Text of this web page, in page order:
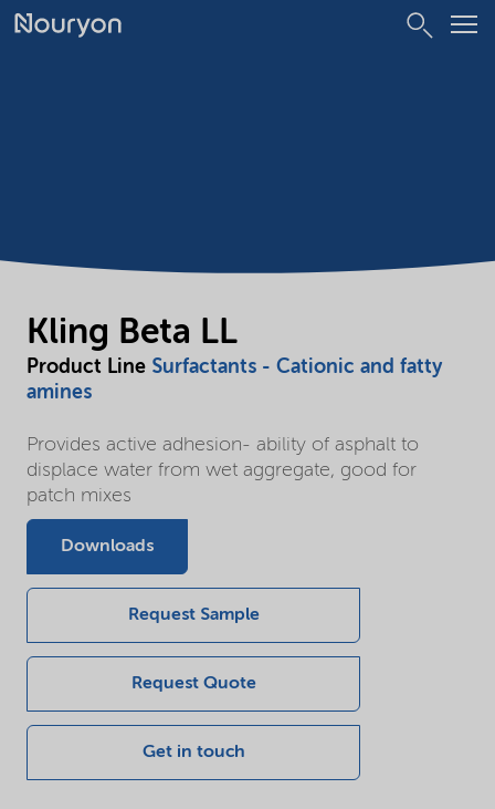
Kling Beta LL
Product Line Surfactants - Cationic and fatty
amines
Provides active adhesion- ability of asphalt to
displace water from wet aggregate, good for
patch mixes
Downloads
Request Sample
Request Quote
Get in touch